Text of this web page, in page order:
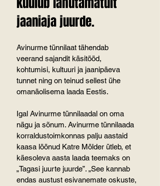
jaaniaja juurde.
Avinurme tünnilaat tähendab
veerand sajandit käsitööd,
kohtumisi, kultuuri ja jaanipäeva
tunnet ning on teinud sellest ühe
omanäolisema laada Eestis.
Igal Avinurme tünnilaadal on oma
nägu ja sõnum. Avinurme tünnilaada
korraldustoimkonnas palju aastaid
kaasa löönud Katre Mölder ütleb, et
käesoleva aasta laada teemaks on
„Tagasi juurte juurde”. „See kannab
endas austust esivanemate oskuste,